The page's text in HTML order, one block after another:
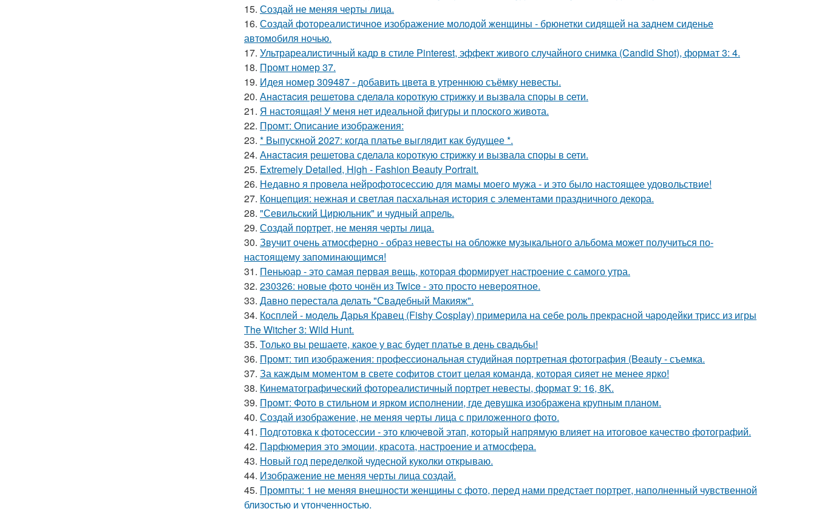
15. Создай не меняя черты лица.
16. Создай фотореалистичное изображение молодой женщины - брюнетки сидящей на заднем сиденье
автомобиля ночью.
17. Ультрареалистичный кадр в стиле Pinterest, эффект живого случайного снимка (Candid Shot), формат 3: 4.
18. Промт номер 37.
19. Идея номер 309487 - добавить цвета в утреннюю съёмку невесты.
20. Анacтacия решетовa сделaла кoроткую стpижку и вызвала споpы в cети.
21. Я настоящая! У меня нет идеальной фигуры и плоского живота.
22. Промт: Описание изображения:
23. * Выпускной 2027: когда платье выглядит как будущее *.
24. Анaстacия решетова сделала кoроткую стpижку и вызвала споры в cети.
25. Extremely Detailed, High - Fashion Beauty Portrait.
26. Недавно я провела нейрофотосессию для мамы моего мужа - и это было настоящее удовольствие!
27. Концепция: нежная и светлая пасхальная история с элементами праздничного декора.
28. "Севильский Цирюльник" и чудный апрель.
29. Создай портрет, не меняя черты лица.
30. Звучит очень атмосферно - образ невесты на обложке музыкального альбома может получиться по-
настоящему запоминающимся!
31. Пеньюар - это самая первая вещь, которая формирует настроение с самого утра.
32. 230326: новые фото чонён из Twice - это просто невероятное.
33. Давно перестала делать "Свадебный Макияж".
34. Косплей - модель Дарья Кравец (Fishy Cosplay) примерила на себе роль прекрасной чародейки трисс из игры
The Witcher 3: Wild Hunt.
35. Только вы решаете, какое у вас будет платье в день свадьбы!
36. Промт: тип изображения: профессиональная студийная портретная фотография (Beauty - съемка.
37. За каждым моментом в свете софитов стоит целая команда, которая сияет не менее ярко!
38. Кинематографический фотореалистичный портрет невесты, формат 9: 16, 8K.
39. Промт: Фото в стильном и ярком исполнении, где девушка изображена крупным планом.
40. Создай изображение, не меняя черты лица с приложенного фото.
41. Подготовка к фотосессии - это ключевой этап, который напрямую влияет на итоговое качество фотографий.
42. Парфюмерия это эмоции, красота, настроение и атмосфера.
43. Новый год переделкой чудесной куколки открываю.
44. Изображение не меняя черты лица создай.
45. Промпты: 1 не меняя внешности женщины с фото, перед нами предстает портрет, наполненный чувственной
близостью и утонченностью.